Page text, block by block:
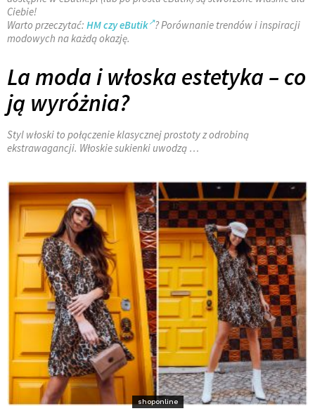
Ciebie!
Warto przeczytać: HM czy eButik ? Porównanie trendów i inspiracji
modowych na każdą okazję.
La moda i włoska estetyka – co
ją wyróżnia?
Styl włoski to połączenie klasycznej prostoty z odrobiną
ekstrawagancji. Włoskie sukienki uwodzą …
shoponline